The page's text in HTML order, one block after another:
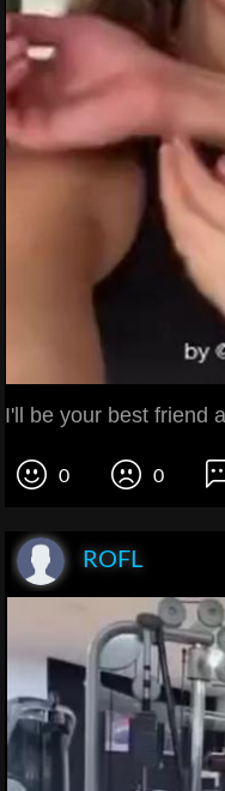
I'll be your best friend
0 0
ROFL